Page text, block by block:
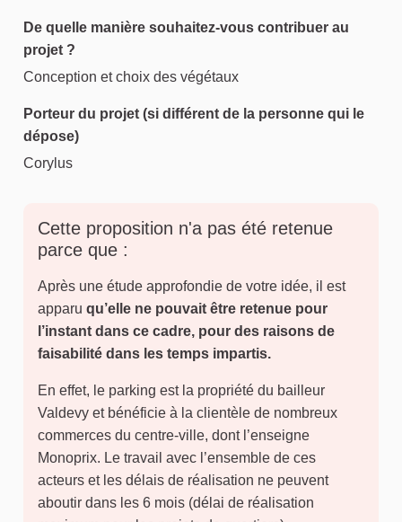
De quelle manière souhaitez-vous contribuer au
projet ?
Conception et choix des végétaux
Porteur du projet (si différent de la personne qui le
dépose)
Corylus
Cette proposition n'a pas été retenue
parce que :
Après une étude approfondie de votre idée, il est
apparu qu’elle ne pouvait être retenue pour
l’instant dans ce cadre, pour des raisons de
faisabilité dans les temps impartis.
En effet, le parking est la propriété du bailleur
Valdevy et bénéficie à la clientèle de nombreux
commerces du centre-ville, dont l’enseigne
Monoprix. Le travail avec l’ensemble de ces
acteurs et les délais de réalisation ne peuvent
aboutir dans les 6 mois (délai de réalisation